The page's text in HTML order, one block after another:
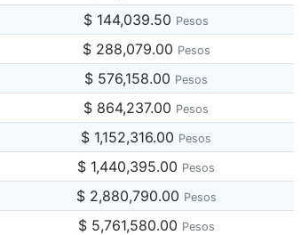
$ 144,039.50 Pesos
$ 288,079.00 Pesos
$ 576,158.00 Pesos
$ 864,237.00 Pesos
$ 1,152,316.00 Pesos
$ 1,440,395.00 Pesos
$ 2,880,790.00 Pesos
$ 5,761,580.00 Pesos